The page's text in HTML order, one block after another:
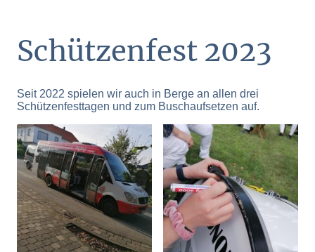
Schützenfest 2023
Seit 2022 spielen wir auch in Berge an allen drei
Schützenfesttagen und zum Buschaufsetzen auf.